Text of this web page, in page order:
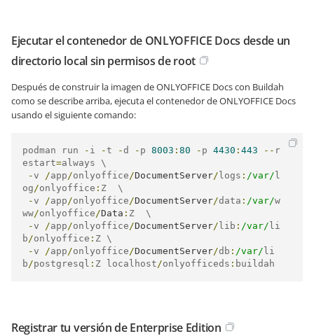
Ejecutar el contenedor de ONLYOFFICE Docs desde un
directorio local sin permisos de root
Después de construir la imagen de ONLYOFFICE Docs con Buildah
como se describe arriba, ejecuta el contenedor de ONLYOFFICE Docs
usando el siguiente comando:
podman run - i -t -d - p 8003 : 80 - p 4430 : 443 -- r
estart=always \
-v /app/onlyoffice/DocumentServer/ logs : /var/ l
og/onlyoffice : Z  \
-v /app/onlyoffice/DocumentServer/data : /var/w
ww/onlyoffice/Data : Z  \
-v /app/onlyoffice/DocumentServer/ lib : /var/ li
b/onlyoffice : Z \
-v /app/onlyoffice/DocumentServer/db : /var/ li
b/postgresql : Z localhost/onlyofficeds : buildah
Registrar tu versión de Enterprise Edition